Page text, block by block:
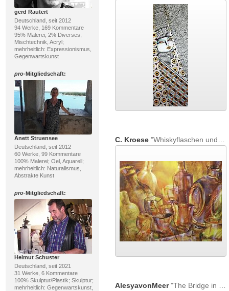
gerd Rautert
Deutschland, seit 2012
94 Werke, 169 Kommentare
95% Malerei, 2% Diverses;
Mischtechnik, Acryl;
mehrheitlich: Expressionismus,
Gegenwartskunst
pro-Mitgliedschaft:
Anett Struensee
Deutschland, seit 2012
60 Werke, 99 Kommentare
100% Malerei; Oel, Aquarell;
mehrheitlich: Naturalismus,
Abstrakte Kunst
pro-Mitgliedschaft:
Helmut Schuster
Deutschland, seit 2021
31 Werke, 6 Kommentare
100% Skulptur/Plastik; Skulptur;
mehrheitlich: Gegenwartskunst,
C. Kroese"Whiskyflaschen und Gläser"
AlesyavonMeer"The Bridge in the garden of yellow Roses"